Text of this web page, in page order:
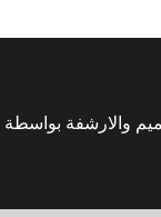
والارشفة بواسطة